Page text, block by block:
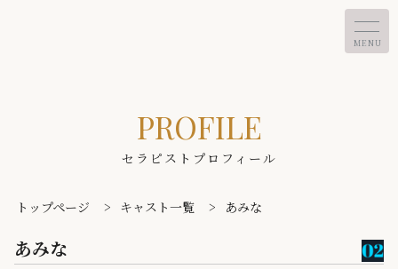
MENU
セラピストプロフィール
PROFILE
トップページ > キャスト一覧 > あみな
あみな